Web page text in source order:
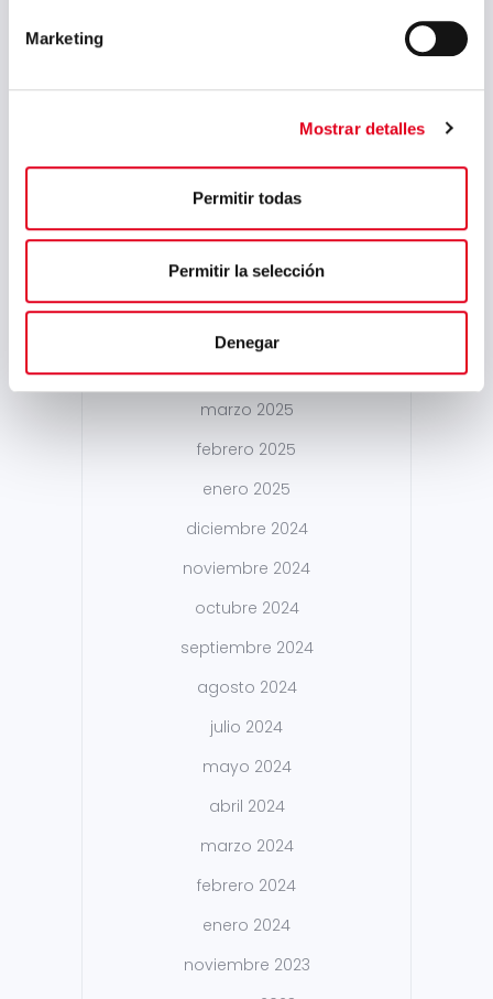
Marketing
Mostrar detalles
Permitir todas
Permitir la selección
Denegar
enero 2026
diciembre 2025
octubre 2025
septiembre 2025
mayo 2025
abril 2025
marzo 2025
febrero 2025
enero 2025
diciembre 2024
noviembre 2024
octubre 2024
septiembre 2024
agosto 2024
julio 2024
mayo 2024
abril 2024
marzo 2024
febrero 2024
enero 2024
noviembre 2023